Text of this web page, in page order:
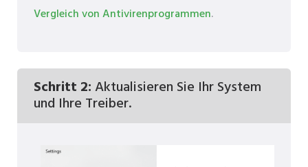
Vergleich von Antivirenprogrammen.
Schritt 2:Aktualisieren Sie Ihr System
und Ihre Treiber.